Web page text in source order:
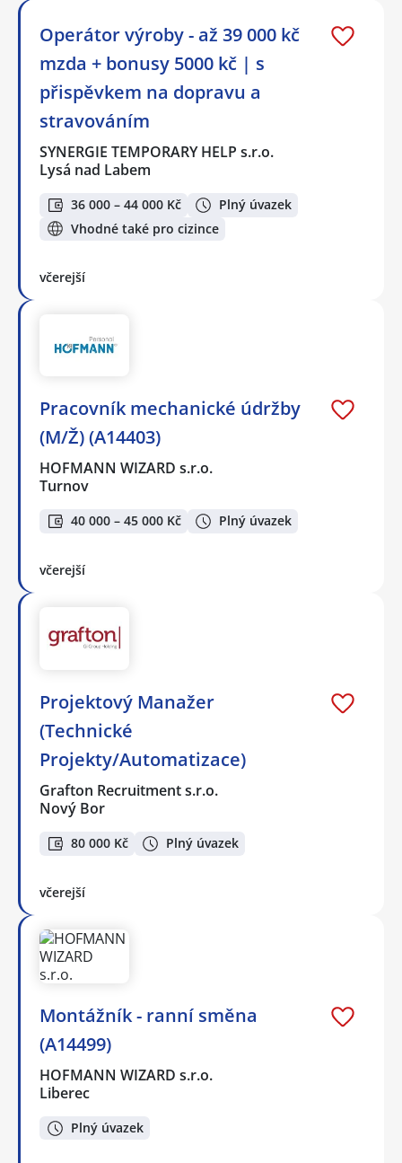
Operátor výroby - až 39 000 kč
mzda + bonusy 5000 kč | s
přispěvkem na dopravu a
stravováním
SYNERGIE TEMPORARY HELP s.r.o.
Lysá nad Labem
36 000 – 44 000 Kč
Plný úvazek
Vhodné také pro cizince
včerejší
Pracovník mechanické údržby
(M/Ž) (A14403)
HOFMANN WIZARD s.r.o.
Turnov
40 000 – 45 000 Kč Plný úvazek
včerejší
Projektový Manažer
(Technické
Projekty/Automatizace)
Grafton Recruitment s.r.o.
Nový Bor
80 000 Kč Plný úvazek
včerejší
Montážník - ranní směna
(A14499)
HOFMANN WIZARD s.r.o.
Liberec
Plný úvazek